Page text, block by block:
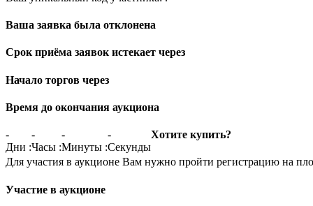
Ваша заявка была отклонена
Срок приёма заявок истекает через
Начало торгов через
Время до окончания аукциона
-
Дни :
-
Часы :
-
Минуты :
-
Секунды
Хотите купить?
Для участия в аукционе Вам нужно пройти регистрацию на
Участие в аукционе